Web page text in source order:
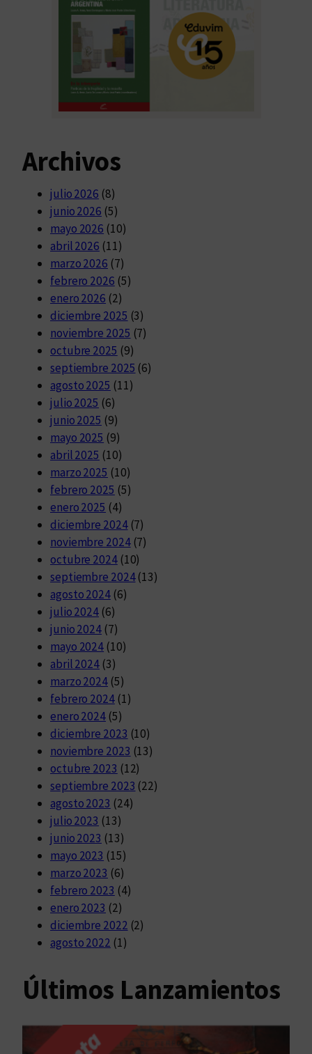
Archivos
julio 2026 (8)
junio 2026 (5)
mayo 2026 (10)
abril 2026 (11)
marzo 2026 (7)
febrero 2026 (5)
enero 2026 (2)
diciembre 2025 (3)
noviembre 2025 (7)
octubre 2025 (9)
septiembre 2025 (6)
agosto 2025 (11)
julio 2025 (6)
junio 2025 (9)
mayo 2025 (9)
abril 2025 (10)
marzo 2025 (10)
febrero 2025 (5)
enero 2025 (4)
diciembre 2024(7)
noviembre 2024(7)
octubre 2024(10)
septiembre 2024(13)
agosto 2024(6)
julio 2024 (6)
junio 2024 (7)
mayo 2024 (10)
abril 2024 (3)
marzo 2024 (5)
febrero 2024(1)
enero 2024 (5)
diciembre 2023 (10)
noviembre 2023 (13)
octubre 2023 (12)
septiembre 2023 (22)
agosto 2023 (24)
julio 2023 (13)
junio 2023 (13)
mayo 2023 (15)
marzo 2023 (6)
febrero 2023 (4)
enero 2023 (2)
diciembre 2022 (2)
agosto 2022 (1)
Últimos Lanzamientos